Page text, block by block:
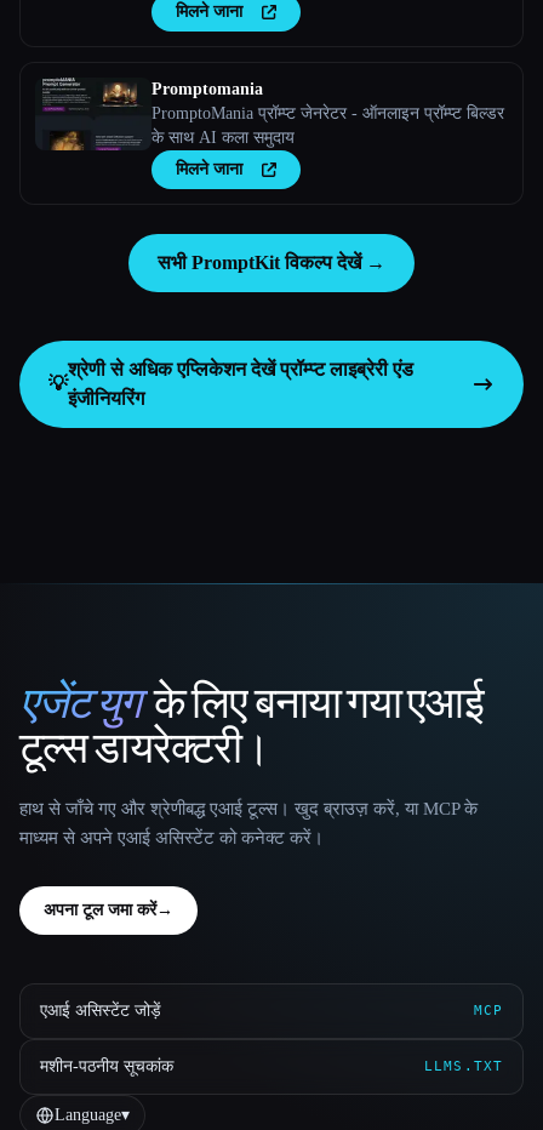
मिलने जाना
Promptomania
PromptoMania प्रॉम्प्ट जेनरेटर - ऑनलाइन प्रॉम्प्ट बिल्डर
के साथ AI कला समुदाय
मिलने जाना
सभी PromptKit विकल्प देखें →
💡
श्रेणी से अधिक एप्लिकेशन देखेंप्रॉम्प्ट लाइब्रेरी एंड
इंजीनियरिंग
That AI Collection
एजेंट युगके लिए बनाया गया एआई
टूल्स डायरेक्टरी।
हाथ से जाँचे गए और श्रेणीबद्ध एआई टूल्स। खुद ब्राउज़ करें, या MCP के
माध्यम से अपने एआई असिस्टेंट को कनेक्ट करें।
अपना टूल जमा करें→
एआई असिस्टेंट जोड़ें MCP
मशीन-पठनीय सूचकांक LLMS.TXT
Language▾